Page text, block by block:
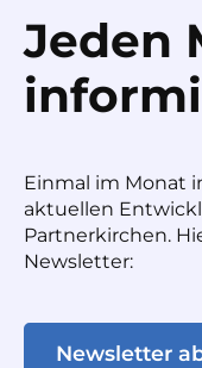
Jeden
Einmal im Monat
aktuellen
Partnerkirchen.
Newsletter:
Newsletter